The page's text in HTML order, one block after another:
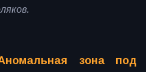
зона под